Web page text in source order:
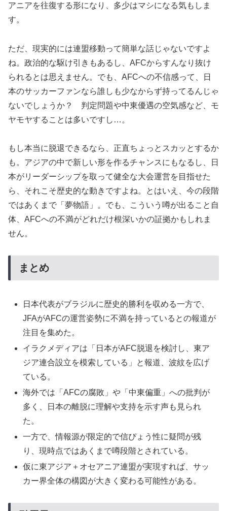
アニアを往復する形になり、多少はマシになる気もしま
す。
ただ、現実的には連盟移動って簡単な話じゃないですよ
ね。政治的な駆け引きもあるし、AFCからすんなり抜け
られるとは思えません。でも、AFCへの不信感って、日
本のサッカーファンなら誰しも少なからず持ってるんじゃ
ないでしょうか？ 判定問題や中東優遇の空気感など、モ
ヤモヤすることは多いですし…。
もし本当に脱退できるなら、正直ちょっとスカッとするか
も。アジアの中で新しい形を作るチャンスにもなるし、日
本がリーダーシップを取って健全な大会運営を目指せた
ら、それこそ歴史的な動きですよね。とはいえ、今の段階
ではあくまで「夢物語」。でも、こういう噂が出ること自
体、AFCへの不満がどれだけ根深いかの証拠かもしれま
せん。
まとめ
日本代表がブラジルに歴史的勝利を収める一方で、
JFAがAFCの運営姿勢に不満を持っているとの報道が
注目を集めた。
イラクメディアは「日本がAFC脱退を検討し、東ア
ジア連合設立を模索している」と報道、波紋を広げ
ている。
海外では「AFCの腐敗」や「中東偏重」への批判が
多く、日本の離脱に理解や支持を示す声も見られ
た。
一方で、情報源が限定的で信ぴょう性に疑問が残
り、現時点ではあくまで噂段階とされている。
仮に東アジア＋オセアニア連盟が実現すれば、サッ
カー界全体の構図が大きく変わる可能性がある。